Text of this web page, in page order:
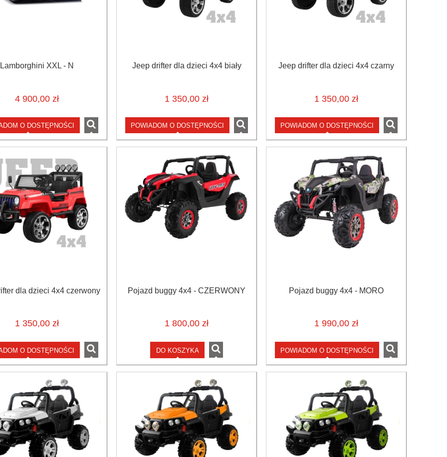
Lamborghini XXL - N
4 900,00 zł
O DOSTĘPNOŚCI
Jeep drifter dla dzieci 4x4 biały
1 350,00 zł
POWIADOM O DOSTĘPNOŚCI
Jeep drifter dla dzieci 4x4 czarny
1 350,00 zł
POWIADOM O DOSTĘPNOŚCI
dla dzieci 4x4 czerwony
1 350,00 zł
O DOSTĘPNOŚCI
Pojazd buggy 4x4 - CZERWONY
1 800,00 zł
DO KOSZYKA
Pojazd buggy 4x4 - MORO
1 990,00 zł
POWIADOM O DOSTĘPNOŚCI